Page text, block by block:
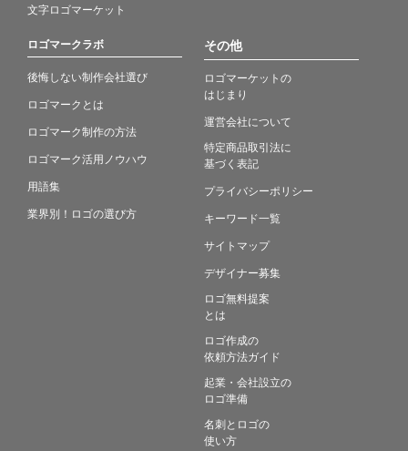
文字ロゴマーケット
ロゴマークラボ
後悔しない制作会社選び
ロゴマークとは
ロゴマーク制作の方法
ロゴマーク活用ノウハウ
用語集
業界別！ロゴの選び方
その他
ロゴマーケットの
はじまり
運営会社について
特定商品取引法に
基づく表記
プライバシーポリシー
キーワード一覧
サイトマップ
デザイナー募集
ロゴ無料提案
とは
ロゴ作成の
依頼方法ガイド
起業・会社設立の
ロゴ準備
名刺とロゴの
使い方